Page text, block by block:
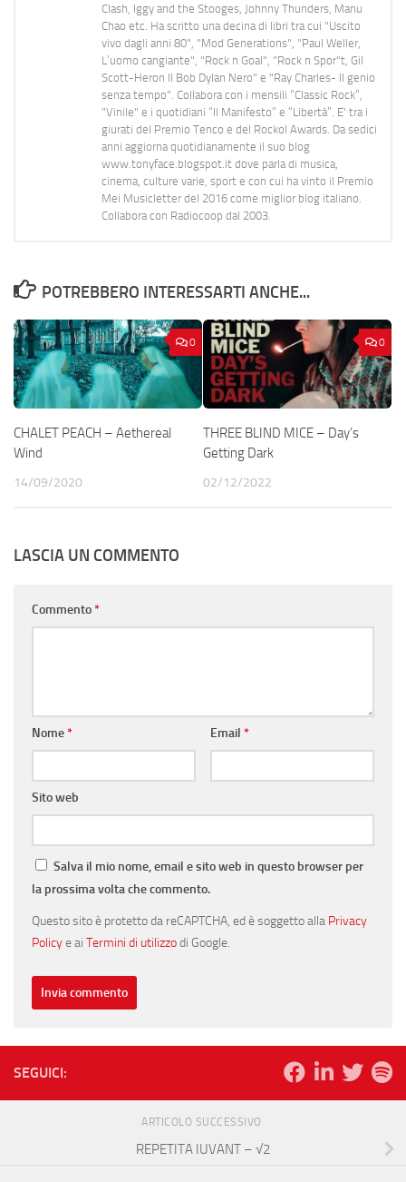
Clash, Iggy and the Stooges, Johnny Thunders, Manu
Chao etc. Ha scritto una decina di libri tra cui "Uscito
vivo dagli anni 80", "Mod Generations", "Paul Weller,
L’uomo cangiante", "Rock n Goal", "Rock n Spor"t, Gil
Scott-Heron Il Bob Dylan Nero" e "Ray Charles- Il genio
senza tempo". Collabora con i mensili “Classic Rock”,
"Vinile" e i quotidiani “Il Manifesto” e “Libertà”. E' tra i
giurati del Premio Tenco e del Rockol Awards. Da sedici
anni aggiorna quotidianamente il suo blog
www.tonyface.blogspot.it dove parla di musica,
cinema, culture varie, sport e con cui ha vinto il Premio
Mei Musicletter del 2016 come miglior blog italiano.
Collabora con Radiocoop dal 2003.
POTREBBERO INTERESSARTI ANCHE...
0
CHALET PEACH – Aethereal
Wind
14/09/2020
0
THREE BLIND MICE – Day’s
Getting Dark
02/12/2022
LASCIA UN COMMENTO
Commento*
Nome* Email *
Sito web
Salva il mio nome, email e sito web in questo browser per
la prossima volta che commento.
Questo sito è protetto da reCAPTCHA, ed è soggetto alla Privacy
Policye ai Termini di utilizzodi Google.
SEGUICI:
ARTICOLO SUCCESSIVO
REPETITA IUVANT – √2